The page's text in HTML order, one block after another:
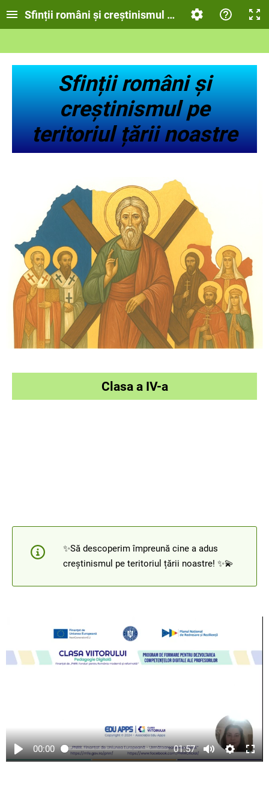
Sfinții români și creștinismul pe teritoriul țării
Sfinții români și
creștinismul pe
teritoriul țării noastre
Clasa a IV-a
✨Să descoperim împreună cine a adus
creștinismul pe teritoriul țării noastre! ✨💫
00:00 01:57